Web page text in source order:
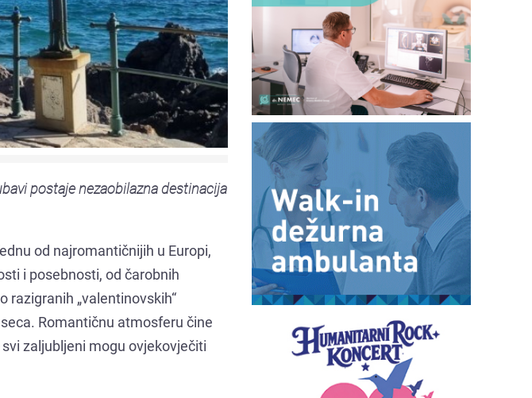
postaje nezaobilazna destinacija
od najromantičnijih u Europi,
i posebnosti, od čarobnih
razigranih „valentinovskih“
Romantičnu atmosferu čine
zaljubljeni mogu ovjekovječiti